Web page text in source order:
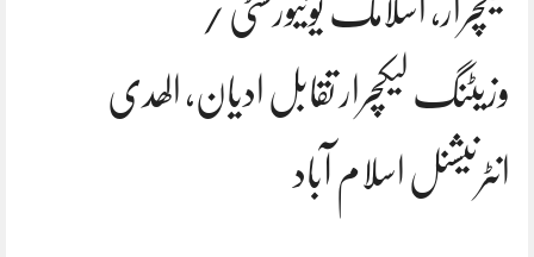
لیکچرار, اسلامک یونیورسٹی /
وزیٹنگ لیکچرار تقابل ادیان, الھدی
انٹرنیشنل اسلام آباد